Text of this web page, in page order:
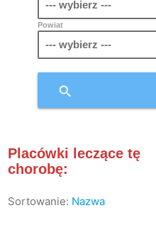
Powiat
search
Placówki leczące tę
chorobę:
Sortowanie: Nazwa